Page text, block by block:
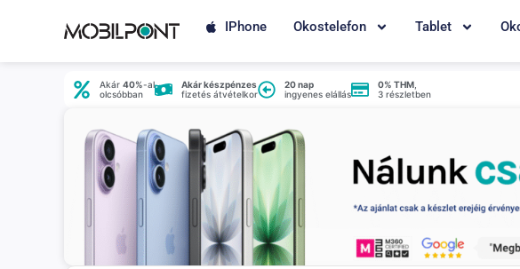
IPhone Okostelefon Tablet
Akár 40%-al
olcsóbban
Akár készpénzes
fizetés átvételkor
20 nap
ingyenes elállás
0% THM
3 részletben